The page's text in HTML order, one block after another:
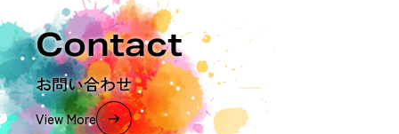
Contact
お問い合わせ
View More